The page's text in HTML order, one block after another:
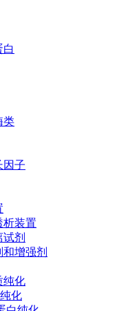
白
类
因子
析装置
剂
增强剂
纯化
化